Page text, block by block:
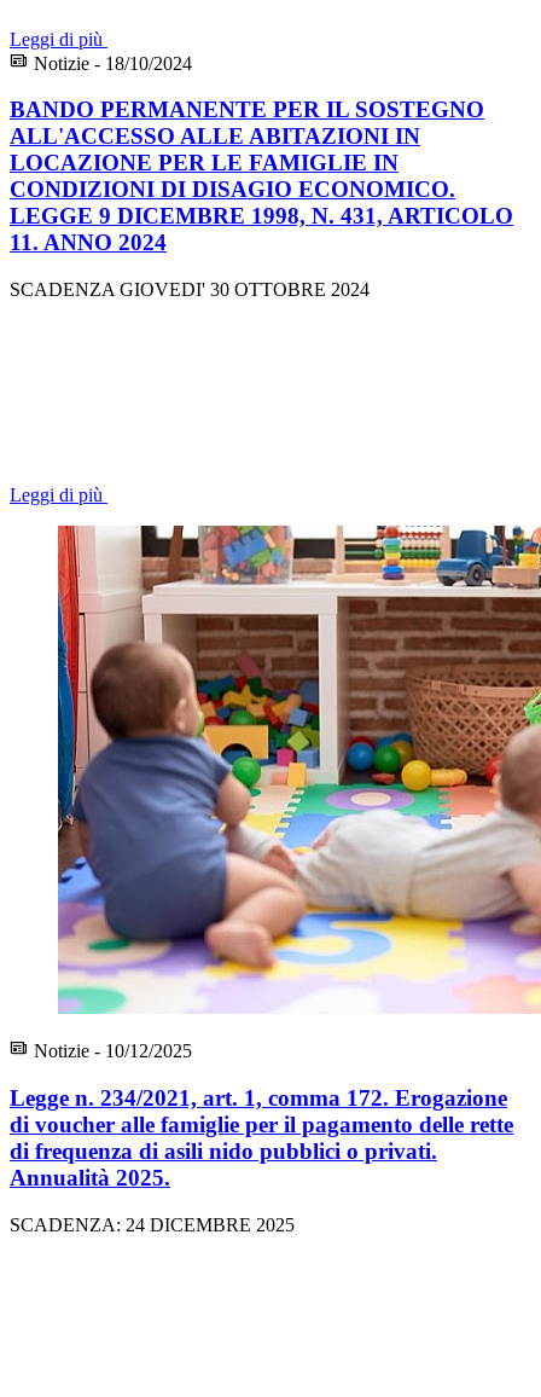
Leggi di più
Notizie - 18/10/2024
BANDO PERMANENTE PER IL SOSTEGNO
ALL'ACCESSO ALLE ABITAZIONI IN
LOCAZIONE PER LE FAMIGLIE IN
CONDIZIONI DI DISAGIO ECONOMICO.
LEGGE 9 DICEMBRE 1998, N. 431, ARTICOLO
11. ANNO 2024
SCADENZA GIOVEDI' 30 OTTOBRE 2024
Leggi di più
Notizie - 10/12/2025
Legge n. 234/2021, art. 1, comma 172. Erogazione
di voucher alle famiglie per il pagamento delle rette
di frequenza di asili nido pubblici o privati.
Annualità 2025.
SCADENZA: 24 DICEMBRE 2025